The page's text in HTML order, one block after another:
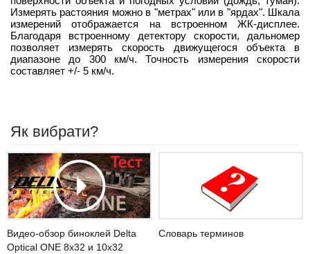
Измерять растояния можно в "метрах" или в "ярдах". Шкала
измерений отображается на встроенном ЖК-дисплее.
Благодаря встроенному детектору скорости, дальномер
позволяет измерять скорость движущегося объекта в
диапазоне до 300 км/ч. Точность измерения скорости
составляет +/- 5 км/ч.
Як вибрати?
Видео-обзор биноклей Delta
Optical ONE 8x32 и 10x32
Словарь терминов